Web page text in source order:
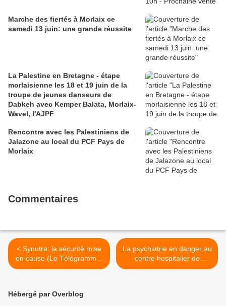
Marche des fiertés à Morlaix ce
samedi 13 juin: une grande réussite
La Palestine en Bretagne - étape
morlaisienne les 18 et 19 juin de la
troupe de jeunes danseurs de
Dabkeh avec Kemper Balata, Morlaix-
Wavel, l'AJPF
Rencontre avec les Palestiniens de
Jalazone au local du PCF Pays de
Morlaix
Commentaires
< Synutra: la sécurité mise
en cause (Le Télégramme,
4 mai 2016)
La psychiatrie en danger au
centre hospitalier de
Morlaix: les syndicats
Hébergé par Overblog